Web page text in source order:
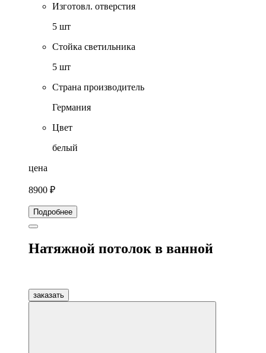
Изготовл. отверстия
5 шт
Стойка светильника
5 шт
Страна производитель
Германия
Цвет
белый
цена
8900 ₽
Подробнее
Натяжной потолок в ванной
заказать